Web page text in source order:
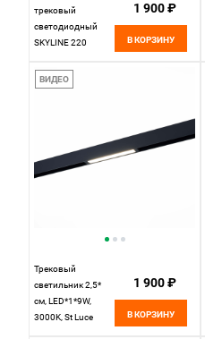
трековый
светодиодный
SKYLINE 220
1*LED 9W 4000K
ST LUCE
1 900 ₽
В КОРЗИНУ
ВИДЕО
Трековый
светильник 2,5*
см, LED*1*9W,
3000K, St Luce
1 900 ₽
В КОРЗИНУ